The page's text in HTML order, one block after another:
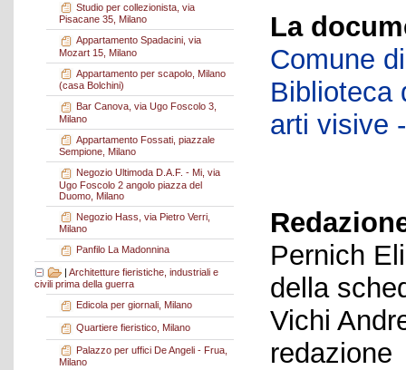
Studio per collezionista, via
Pisacane 35, Milano
Appartamento Spadacini, via
Mozart 15, Milano
Appartamento per scapolo, Milano
(casa Bolchini)
Bar Canova, via Ugo Foscolo 3,
Milano
Appartamento Fossati, piazzale
Sempione, Milano
Negozio Ultimoda D.A.F. - Mi, via
Ugo Foscolo 2 angolo piazza del
Duomo, Milano
Negozio Hass, via Pietro Verri,
Milano
Panfilo La Madonnina
| Architetture fieristiche, industriali e
civili prima della guerra
Edicola per giornali, Milano
Quartiere fieristico, Milano
Palazzo per uffici De Angeli - Frua,
Milano
La
Comune
Biblioteca
arti visive
Pernich
della
Vichi
redazione